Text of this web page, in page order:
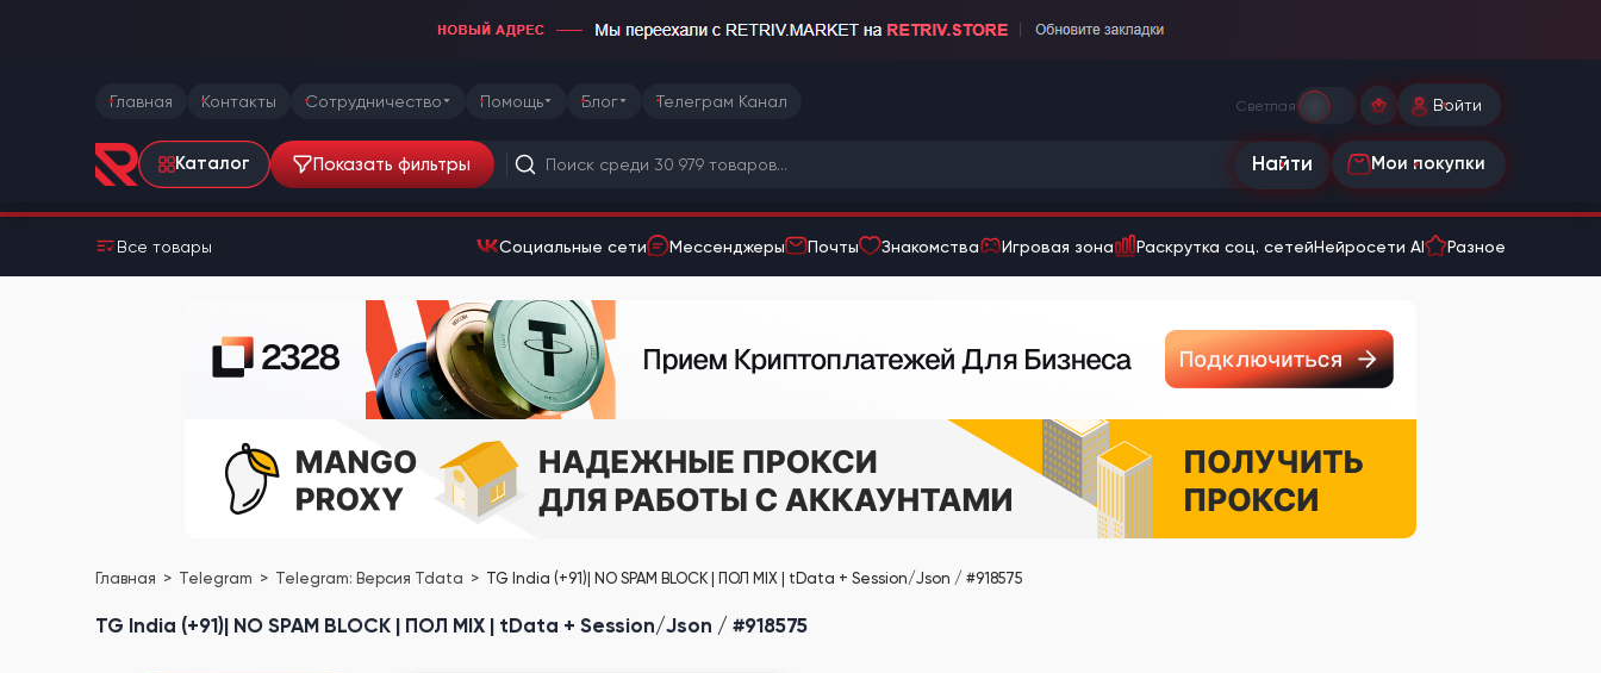
Главная Контакты Сотрудничество Помощь Блог Телеграм Канал Светлая Войти
Каталог Показать фильтры Найти Мои покупки
Все товары Социальные сети Мессенджеры Почты Знакомства Игровая зона Раскрутка соц. сетейНейросети AI Разное
Главная Telegram Telegram: Версия Tdata TG India (+91)| NO SPAM BLOCK | ПОЛ MIX | tData + Session/Json / #918575
TG India (+91)| NO SPAM BLOCK | ПОЛ MIX | tData + Session/Json / #918575